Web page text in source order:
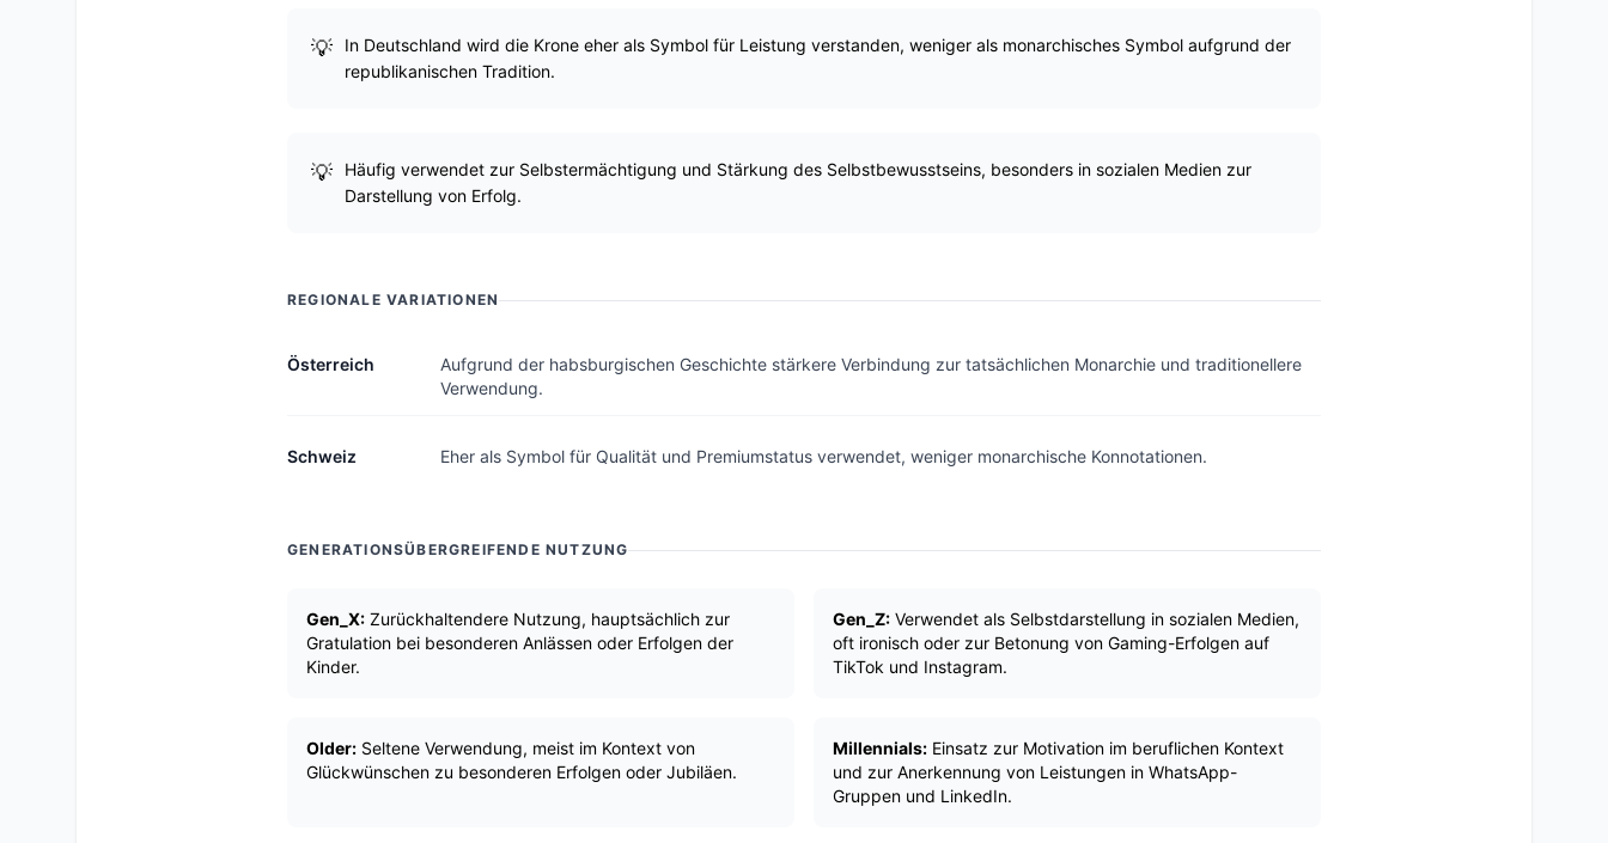
In Deutschland wird die Krone eher als Symbol für Leistung verstanden, weniger als monarchisches Symbol aufgrund der
republikanischen Tradition.
Häufig verwendet zur Selbstermächtigung und Stärkung des Selbstbewusstseins, besonders in sozialen Medien zur
Darstellung von Erfolg.
REGIONALE VARIATIONEN
Österreich
Aufgrund der habsburgischen Geschichte stärkere Verbindung zur tatsächlichen Monarchie und traditionellere
Verwendung.
Schweiz Eher als Symbol für Qualität und Premiumstatus verwendet, weniger monarchische Konnotationen.
GENERATIONSÜBERGREIFENDE NUTZUNG
Gen_X: Zurückhaltendere Nutzung, hauptsächlich zur
Gratulation bei besonderen Anlässen oder Erfolgen der
Kinder.
Gen_Z: Verwendet als Selbstdarstellung in sozialen Medien,
oft ironisch oder zur Betonung von Gaming-Erfolgen auf
TikTok und Instagram.
Older: Seltene Verwendung, meist im Kontext von
Glückwünschen zu besonderen Erfolgen oder Jubiläen.
Millennials: Einsatz zur Motivation im beruflichen Kontext
und zur Anerkennung von Leistungen in WhatsApp-
Gruppen und LinkedIn.